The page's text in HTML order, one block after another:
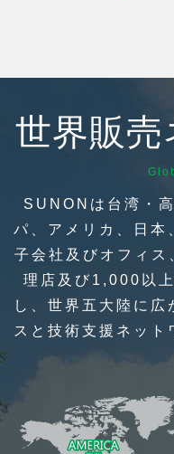
世界販売
SUNONは台湾・
パ、アメリカ、日本
子会社及びオフィ
理店及び1,000以
し、世界五大陸に
スと技術支援ネット